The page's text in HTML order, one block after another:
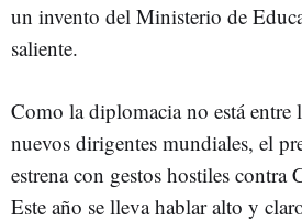
un invento del Ministerio de
saliente.
Como la diplomacia no está entre
nuevos dirigentes mundiales, el
estrena con gestos hostiles contra
Este año se lleva hablar alto y